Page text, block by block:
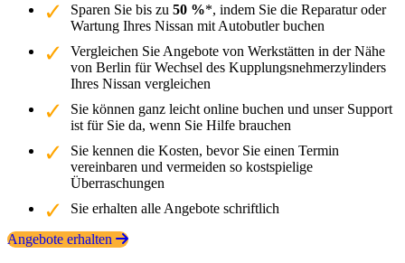
Sparen Sie bis zu 50 %*, indem Sie die Reparatur oder
Wartung Ihres Nissan mit Autobutler buchen
Vergleichen Sie Angebote von Werkstätten in der Nähe
von Berlin für Wechsel des Kupplungsnehmerzylinders
Ihres Nissan vergleichen
Sie können ganz leicht online buchen und unser Support
ist für Sie da, wenn Sie Hilfe brauchen
Sie kennen die Kosten, bevor Sie einen Termin
vereinbaren und vermeiden so kostspielige
Überraschungen
Sie erhalten alle Angebote schriftlich
Angebote erhalten